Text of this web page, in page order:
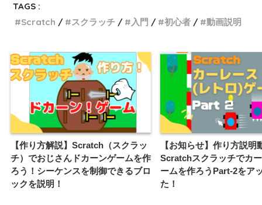
TAGS :
Scratch
スクラッチ 入門 初心者 動画説明
【作り方解説】Scratch（スクラッ
チ）でおじさんドカーンゲームを作
ろう！シーケンスを制御できるブロ
ックを説明！
【お知らせ】作り方説明
Scratchスクラッチでカ
ームを作ろうPart-2をア
た！